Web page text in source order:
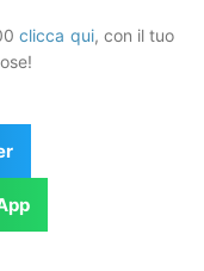
clicca qui, con il tuo